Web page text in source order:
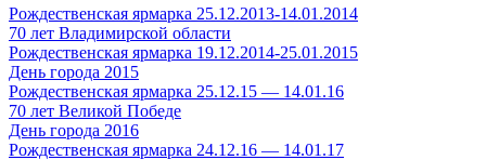
Рождественская ярмарка 25.12.2013-14.01.2014
70 лет Владимирской области
Рождественская ярмарка 19.12.2014-25.01.2015
День города 2015
Рождественская ярмарка 25.12.15 — 14.01.16
70 лет Великой Победе
День города 2016
Рождественская ярмарка 24.12.16 — 14.01.17